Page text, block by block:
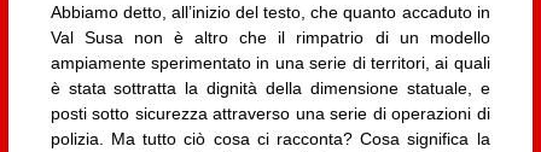
Abbiamo detto, all’inizio del testo, che quanto accaduto in
Val Susa non è altro che il rimpatrio di un modello
ampiamente sperimentato in una serie di territori, ai quali
è stata sottratta la dignità della dimensione statuale, e
posti sotto sicurezza attraverso una serie di operazioni di
polizia. Ma tutto ciò cosa ci racconta? Cosa significa la